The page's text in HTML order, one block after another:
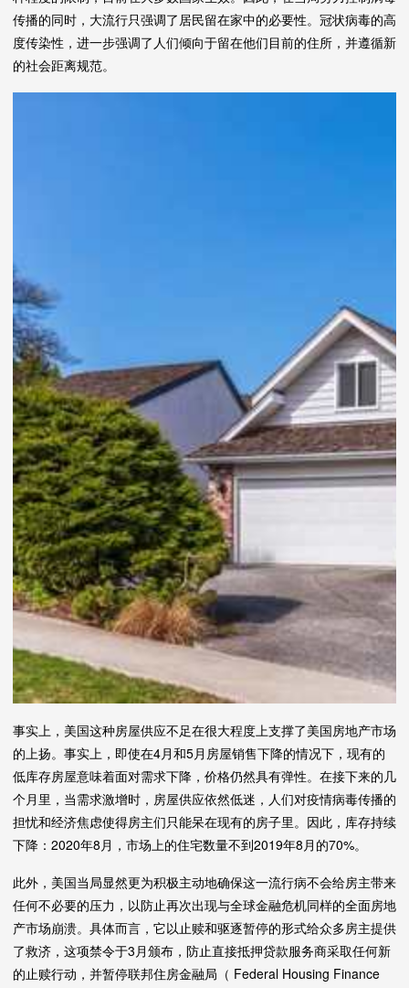
传播的同时，大流行只强调了居民留在家中的必要性。冠状病毒的高
度传染性，进一步强调了人们倾向于留在他们目前的住所，并遵循新
的社会距离规范。
事实上，美国这种房屋供应不足在很大程度上支撑了美国房地产市场
的上扬。事实上，即使在4月和5月房屋销售下降的情况下，现有的
低库存房屋意味着面对需求下降，价格仍然具有弹性。在接下来的几
个月里，当需求激增时，房屋供应依然低迷，人们对疫情病毒传播的
担忧和经济焦虑使得房主们只能呆在现有的房子里。因此，库存持续
下降：2020年8月，市场上的住宅数量不到2019年8月的70%。
此外，美国当局显然更为积极主动地确保这一流行病不会给房主带来
任何不必要的压力，以防止再次出现与全球金融危机同样的全面房地
产市场崩溃。具体而言，它以止赎和驱逐暂停的形式给众多房主提供
了救济，这项禁令于3月颁布，防止直接抵押贷款服务商采取任何新
的止赎行动，并暂停联邦住房金融局（ Federal Housing Finance